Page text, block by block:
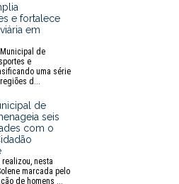
e fortalece
em
de
e
uma série
d...
de
seis
com o
nesta
marcada pelo
de homens ...